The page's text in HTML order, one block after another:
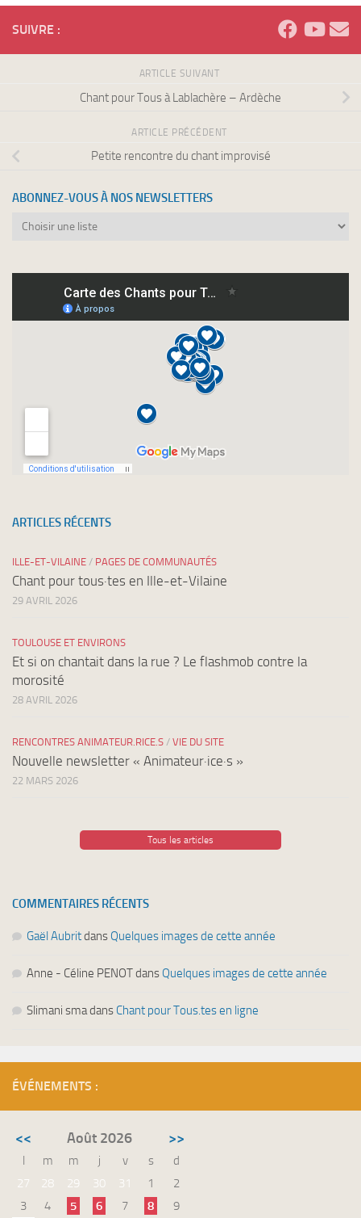
SUIVRE :
ARTICLE SUIVANT
Chant pour Tous à Lablachère – Ardèche
ARTICLE PRÉCÉDENT
Petite rencontre du chant improvisé
ABONNEZ-VOUS À NOS NEWSLETTERS
Abonnez-
newsletters
ARTICLES RÉCENTS
ILLE-ET-VILAINE / PAGES DE COMMUNAUTÉS
Chant pour tous·tes en Ille-et-Vilaine
29 AVRIL 2026
TOULOUSE ET ENVIRONS
Et si on chantait dans la rue ? Le flashmob contre la
morosité
28 AVRIL 2026
RENCONTRES ANIMATEUR.RICE.S / VIE DU SITE
Nouvelle newsletter « Animateur·ice·s »
22 MARS 2026
Tous les articles
COMMENTAIRES RÉCENTS
Gaël Aubritdans Quelques images de cette année
Anne - Céline PENOTdans Quelques images de cette année
Slimani smadans Chant pour Tous.tes en ligne
ÉVÉNEMENTS :
<< Août 2026 >>
l m m j v s
d
27
28 29 30 31 1
2
3
4 5 6 7 8
9